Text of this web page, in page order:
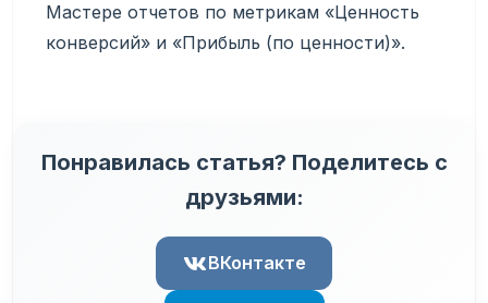
Мастере отчетов по метрикам «Ценность
конверсий» и «Прибыль (по ценности)».
Понравилась статья? Поделитесь с
друзьями:
ВКонтакте